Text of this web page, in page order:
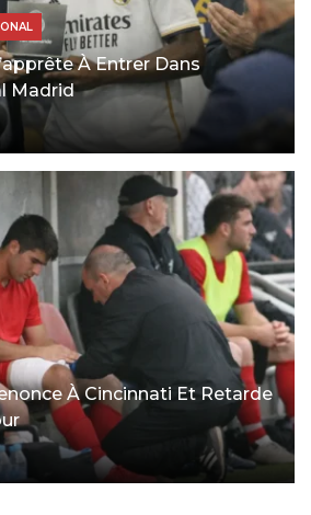
À Entrer Dans
Madrid
À Cincinnati Et Retarde